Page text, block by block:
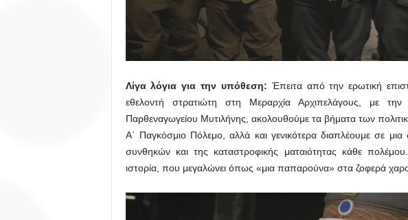
Λίγα λόγια για την υπόθεση: Έπειτα από την ερωτική
εθελοντή στρατιώτη στη Μεραρχία Αρχιπελάγους, με
Παρθεναγωγείου Μυτιλήνης, ακολουθούμε τα βήματα των
Α΄ Παγκόσμιο Πόλεμο, αλλά και γενικότερα διαπλέουμε σε
συνθηκών και της καταστροφικής ματαιότητας κάθε
ιστορία, που μεγαλώνει όπως «μια παπαρούνα» στα ζοφερά